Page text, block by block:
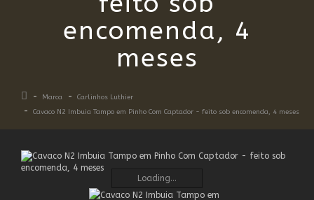
encomenda, 4
meses
Marca
Carlinhos Luthier
Cavaco N2 Imbuia Tampo em Pinho Com Captador - feito sob encomenda, 4 meses
Loading...